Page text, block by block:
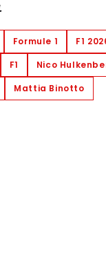
Formule 1
F1
F1
Nico
Mattia Binotto